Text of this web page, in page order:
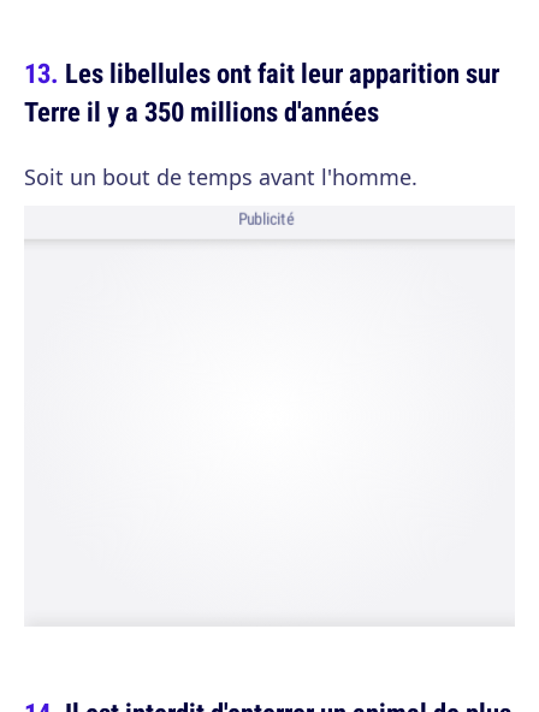
Les libellules ont fait leur apparition sur
Terre il y a 350 millions d'années
Soit un bout de temps avant l'homme.
Publicité